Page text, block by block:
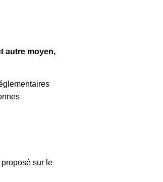
autre moyen,
proposé sur le